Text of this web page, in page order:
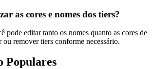
as cores e nomes dos tiers?
pode editar tanto os nomes quanto as cores de
ou remover tiers conforme necessário.
Populares